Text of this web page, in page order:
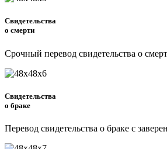
Свидетельства
о смерти
Срочный перевод свидетельства о
Свидетельства
о браке
Перевод свидетельства о браке с